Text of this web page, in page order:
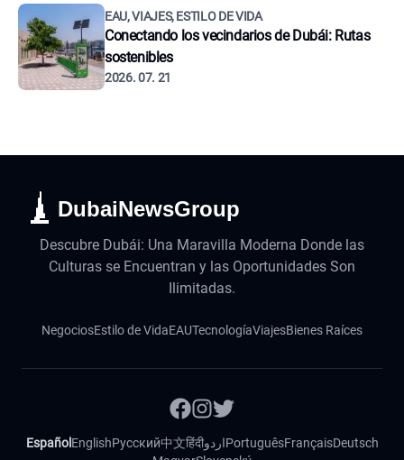
EAU, VIAJES, ESTILO DE VIDA
Conectando los vecindarios de Dubái: Rutas
sostenibles
2026. 07. 21
DubaiNewsGroup
Descubre Dubái: Una Maravilla Moderna Donde las
Culturas se Encuentran y las Oportunidades Son
Ilimitadas.
NegociosEstilo de VidaEAUTecnologíaViajesBienes Raíces
Español EnglishРусский中文हिंदीاردوPortuguêsFrançaisDeutsch